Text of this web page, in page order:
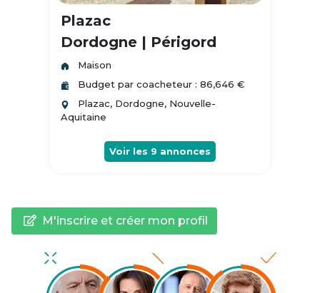
Plazac
Dordogne | Périgord
Maison
Budget par coacheteur : 86,646 €
Plazac, Dordogne, Nouvelle-
Aquitaine
Voir les 9 annonces
M'inscrire et créer mon profil